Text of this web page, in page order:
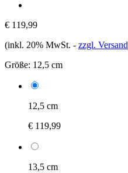
€ 119,99
(inkl. 20% MwSt. - zzgl. Versand
Größe: 12,5 cm
12,5 cm
€ 119,99
13,5 cm